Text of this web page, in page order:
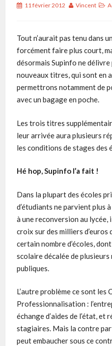
11 février 2012 Vincent
Tout n’aurait pas tenu dans
forcément faire plus court,
désormais Supinfo ne délivre
nouveaux titres, qui sont en
permettrons notamment de
avec un bagage en poche.
Les trois titres
leur arrivée aura plusieurs
les conditions de stages des
Hé hop, Supinfo l’a fait !
Dans la plupart des écoles
d’étudiants ne parvient plus
à une reconversion au
croix sur des milliers d’euros
certain nombre d’écoles,
scolaire décalée de
publiques.
L’autre problème ce sont les
Professionnalisation :
échange d’aides de l’état, et
stagiaires. Mais la contre
peut embaucher sous ce